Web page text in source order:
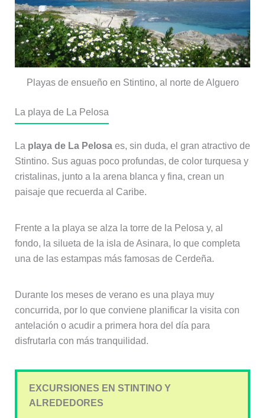
Playas de ensueño en Stintino, al norte de Alguero
La playa de La Pelosa
La playa de La Pelosaes, sin duda, el gran atractivo de
Stintino. Sus aguas poco profundas, de color turquesa y
cristalinas, junto a la arena blanca y fina, crean un
paisaje que recuerda al Caribe.
Frente a la playa se alza la torre de la Pelosa y, al
fondo, la silueta de la isla de Asinara, lo que completa
una de las estampas más famosas de Cerdeña.
Durante los meses de verano es una playa muy
concurrida, por lo que conviene planificar la visita con
antelación o acudir a primera hora del día para
disfrutarla con más tranquilidad.
EXCURSIONES EN STINTINO Y
ALREDEDORES